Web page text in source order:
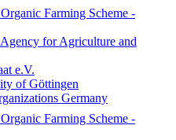
Farming Scheme -
for Agriculture and
e.V.
of Göttingen
Germany
Farming Scheme -